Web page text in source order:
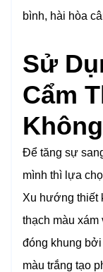
bình, hài hòa
Sử
Cẩm
Để tăng sự
mình thì lựa
Xu hướng thiết
thạch màu
đóng khung
màu trắng tạo